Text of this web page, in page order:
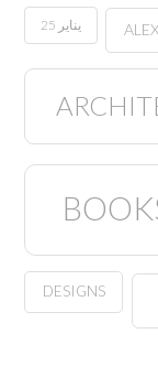
25 يناير
DESIGNS